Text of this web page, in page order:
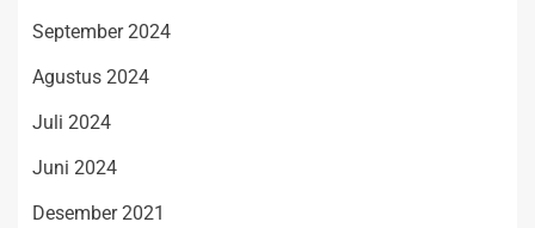
September 2024
Agustus 2024
Juli 2024
Juni 2024
Desember 2021